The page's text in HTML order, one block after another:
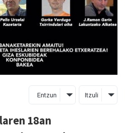
Entzun Itzuli
18an